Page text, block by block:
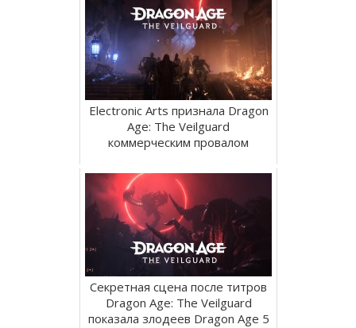
Electronic Arts признала Dragon
Age: The Veilguard
коммерческим провалом
Секретная сцена после титров
Dragon Age: The Veilguard
показала злодеев Dragon Age 5